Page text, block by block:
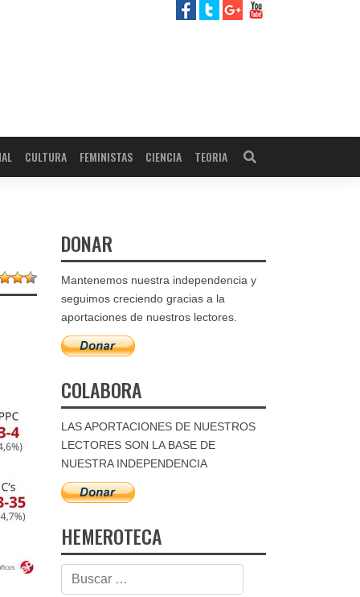
CULTURA FEMINISTAS CIENCIA TEORIA
DONAR
Mantenemos nuestra independencia y
seguimos creciendo gracias a la
aportaciones de nuestros lectores.
COLABORA
LAS APORTACIONES DE NUESTROS
LECTORES SON LA BASE DE
NUESTRA INDEPENDENCIA
HEMEROTECA